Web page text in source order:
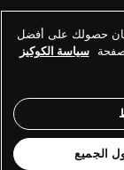
حصولك على أفضل
سياسة الكوكيز
الجميع